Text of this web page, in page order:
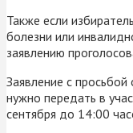
Также если
болезни или
заявлению
Заявление с
нужно передать в
сентября до 14:00